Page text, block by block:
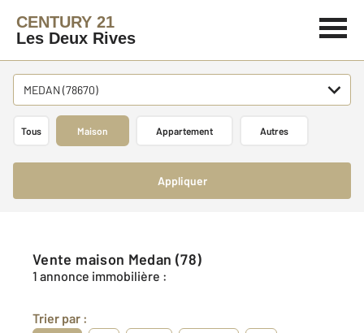
CENTURY 21
Les Deux Rives
MEDAN (78670)
Tous Maison Appartement Autres
Appliquer
Vente maison Medan (78)
1 annonce immobilière :
Trier par :